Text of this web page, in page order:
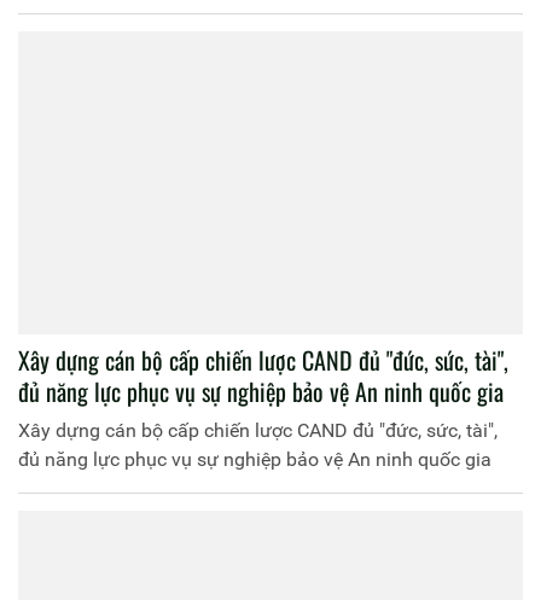
Xây dựng cán bộ cấp chiến lược CAND đủ "đức, sức, tài",
đủ năng lực phục vụ sự nghiệp bảo vệ An ninh quốc gia
Xây dựng cán bộ cấp chiến lược CAND đủ "đức, sức, tài",
đủ năng lực phục vụ sự nghiệp bảo vệ An ninh quốc gia